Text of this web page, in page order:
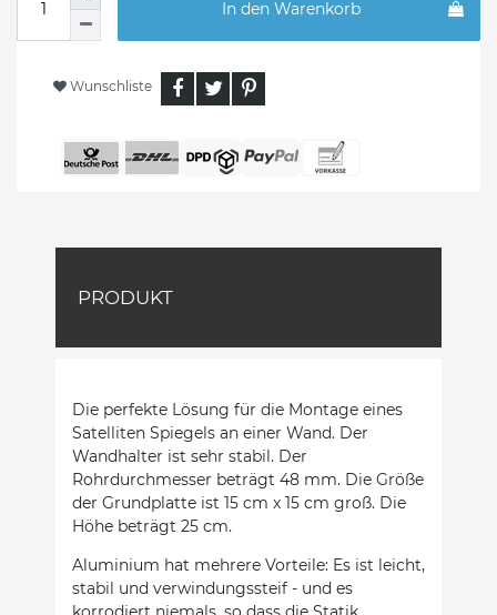
In den Warenkorb
Wunschliste
PRODUKT
Die perfekte Lösung für die Montage eines
Satelliten Spiegels an einer Wand. Der
Wandhalter ist sehr stabil. Der
Rohrdurchmesser beträgt 48 mm. Die Größe
der Grundplatte ist 15 cm x 15 cm groß. Die
Höhe beträgt 25 cm.
Aluminium hat mehrere Vorteile: Es ist leicht,
stabil und verwindungssteif - und es